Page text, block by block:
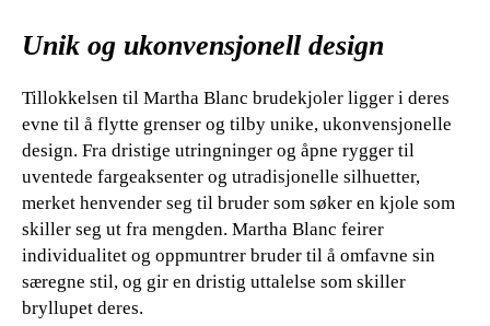
Unik og ukonvensjonell design
Tillokkelsen til Martha Blanc brudekjoler ligger i deres
evne til å flytte grenser og tilby unike, ukonvensjonelle
design. Fra dristige utringninger og åpne rygger til
uventede fargeaksenter og utradisjonelle silhuetter,
merket henvender seg til bruder som søker en kjole som
skiller seg ut fra mengden. Martha Blanc feirer
individualitet og oppmuntrer bruder til å omfavne sin
særegne stil, og gir en dristig uttalelse som skiller
bryllupet deres.